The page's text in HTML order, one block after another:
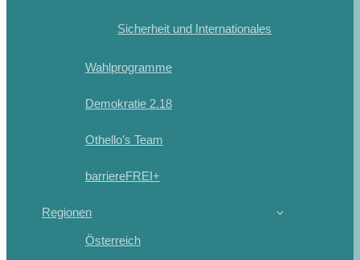
Sicherheit und Internationales
Wahlprogramme
Demokratie 2.18
Othello’s Team
barriereFREI+
Regionen
Österreich